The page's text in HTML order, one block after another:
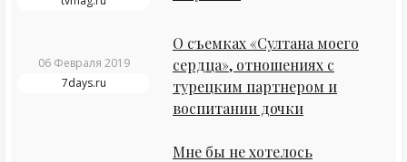
06 Февраля 2019
7days.ru
О съемках «Султана моего
сердца», отношениях с
турецким партнером и
воспитании дочки
Мне бы не хотелось